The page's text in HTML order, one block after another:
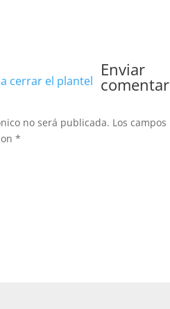
cerrar el plantel
Enviar
comentar
no será publicada. Los campos
*